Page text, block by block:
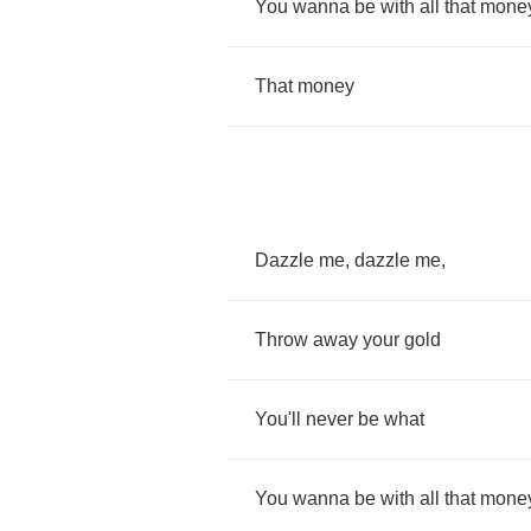
You wanna be with all that
That money
Dazzle me, dazzle me,
Throw away your gold
You'll never be what
You wanna be with all that